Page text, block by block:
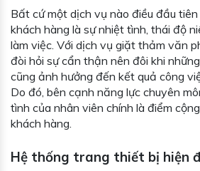
Bất cứ một dịch vụ nào điều đầu
khách hàng là sự nhiệt tình, thái độ
làm việc. Với dịch vụ giặt thảm văn
đòi hỏi sự cẩn thận nên đôi khi
cũng ảnh hưởng đến kết quả công
Do đó, bên cạnh năng lực chuyên
tình của nhân viên chính là điểm
khách hàng.
Hệ thống trang thiết bị hiện